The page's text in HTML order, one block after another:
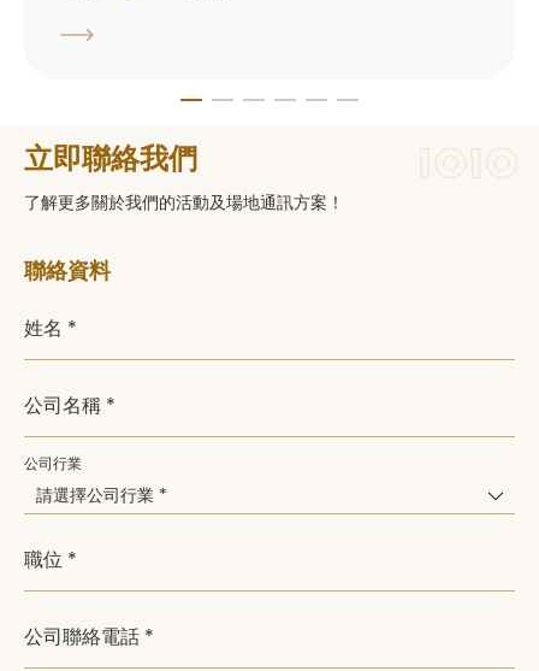
立即聯絡我們
了解更多關於我們的活動及場地通訊方案！
聯絡資料
姓名 *
公司名稱 *
公司行業
請選擇公司行業 *
職位 *
公司聯絡電話 *